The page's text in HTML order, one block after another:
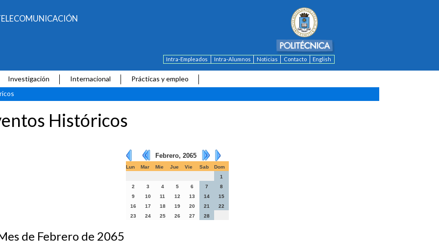
Intra-Empleados Intra-Alumnos Noticias Contacto English
Investigación Internacional
Prácticas y empleo
Históricos
Febrero, 2065
Lun Mar Mie Jue Vie Sab
Dom
1
2
3 4 5 6 7
8
9
10 11 12 13 14
15
16
17 18 19 20 21
22
23
24 25 26 27 28
de Febrero de 2065